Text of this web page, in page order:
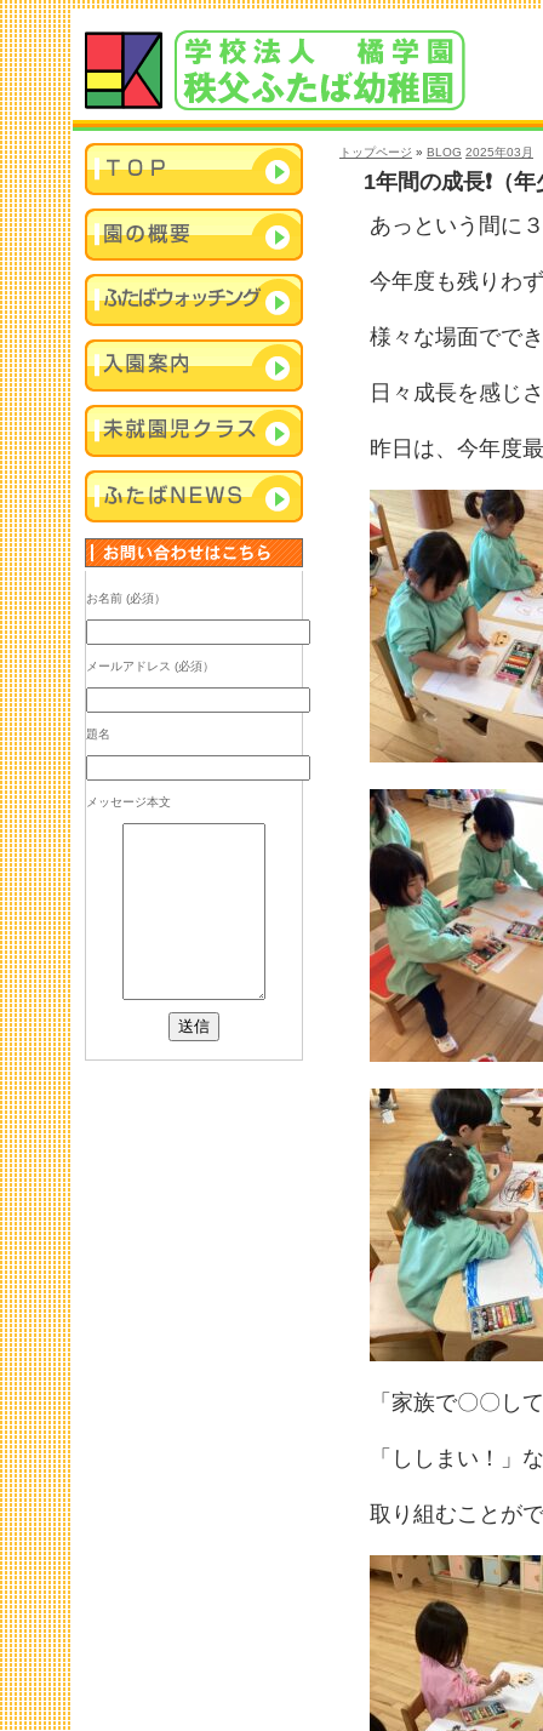
トップページ » BLOG 2025年03月
1年間の成長❗️（
あっという間に
今年度も残りわ
様々な場面でで
日々成長を感じ
昨日は、今年度
「家族で〇〇し
「ししまい！」
取り組むことが
お名前 (必須）
メールアドレス (必須）
題名
メッセージ本文